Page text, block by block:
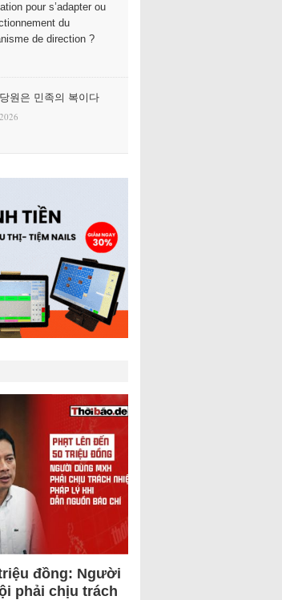
pour s’adapter ou
du
de direction ?
원은 민족의 복이다
đồng: Người
phải chịu trách